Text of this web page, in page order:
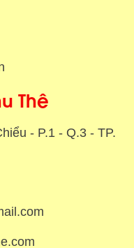
Thê
- P.1 - Q.3 - TP.